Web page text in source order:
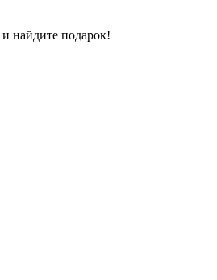
найдите подарок!